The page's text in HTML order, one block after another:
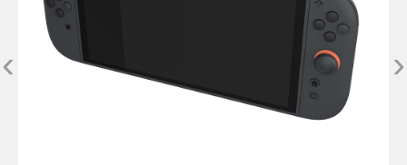
‹ ›